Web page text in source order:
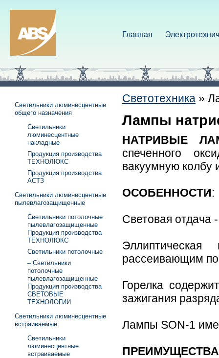
Главная
Светотехника »
Лампы
НАТРИВЫЕ
спеченного
вакуумную колбу
ОСОБЕННОСТИ:
Световая отдача
рассеивающим
Горелка
зажигания
Лампы SON-1
Светильники люминесцентные
общего назначения
Светильники
люминесцентные
накладные
Продукция производства
ТЕХНОЛЮКС
Продукция производства
АСТЗ
Светильники люминесцентные
пылевлагозащищенные
Светильники потолочные
пылевлагозащищенные
Продукция производства
ТЕХНОЛЮКС
Светильники потолочные
– Светильники
потолочные
пылевлагозащищенные
Продукция производства
СВЕТОВЫЕ
ТЕХНОЛОГИИ
Светильники люминесцентные
встраиваемые
Светильники
люминесцентные
встраиваемые